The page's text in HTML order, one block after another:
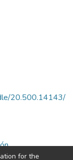
20.500.14143/
for the